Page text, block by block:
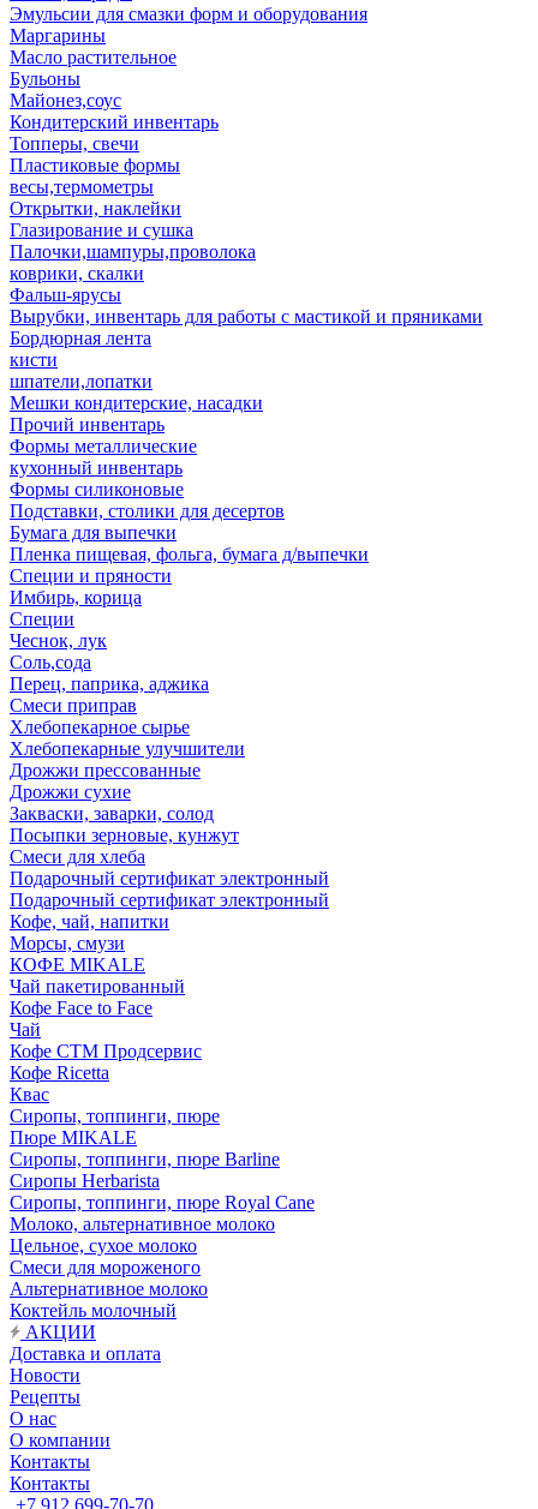
Эмульсии для смазки форм и оборудования
Маргарины
Масло растительное
Бульоны
Майонез,соус
Кондитерский инвентарь
Топперы, свечи
Пластиковые формы
весы,термометры
Открытки, наклейки
Глазирование и сушка
Палочки,шампуры,проволока
коврики, скалки
Фальш-ярусы
Вырубки, инвентарь для работы с мастикой и пряниками
Бордюрная лента
кисти
шпатели,лопатки
Мешки кондитерские, насадки
Прочий инвентарь
Формы металлические
кухонный инвентарь
Формы силиконовые
Подставки, столики для десертов
Бумага для выпечки
Пленка пищевая, фольга, бумага д/выпечки
Специи и пряности
Имбирь, корица
Специи
Чеснок, лук
Соль,сода
Перец, паприка, аджика
Смеси приправ
Хлебопекарное сырье
Хлебопекарные улучшители
Дрожжи прессованные
Дрожжи сухие
Закваски, заварки, солод
Посыпки зерновые, кунжут
Смеси для хлеба
Подарочный сертификат электронный
Подарочный сертификат электронный
Кофе, чай, напитки
Морсы, смузи
КОФЕ MIKALE
Чай пакетированный
Кофе Face to Face
Чай
Кофе СТМ Продсервис
Кофе Ricetta
Квас
Сиропы, топпинги, пюре
Пюре MIKALE
Сиропы, топпинги, пюре Barline
Сиропы Herbarista
Сиропы, топпинги, пюре Royal Cane
Молоко, альтернативное молоко
Цельное, сухое молоко
Смеси для мороженого
Альтернативное молоко
Коктейль молочный
АКЦИИ
Доставка и оплата
Новости
Рецепты
О нас
О компании
Контакты
Контакты
+7 912 699-70-70